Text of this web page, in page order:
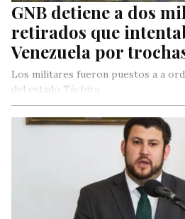
GNB detiene a dos
retirados que
Venezuela por
Los militares fueron puestos a a
del estado Táchira.